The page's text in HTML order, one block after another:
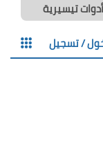
أدوات تيسيرية
/ تسجيل